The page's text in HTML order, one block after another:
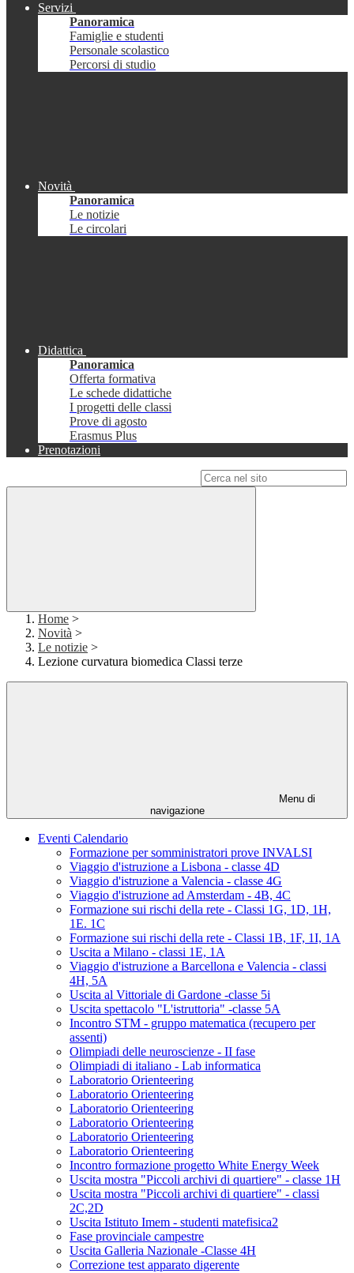
Servizi
Panoramica
Famiglie e studenti
Personale scolastico
Percorsi di studio
Novità
Panoramica
Le notizie
Le circolari
Didattica
Panoramica
Offerta formativa
Le schede didattiche
I progetti delle classi
Prove di agosto
Erasmus Plus
Prenotazioni
Home >
Novità >
Le notizie >
Lezione curvatura biomedica Classi terze
Menu di
navigazione
Eventi Calendario
Formazione per somministratori prove INVALSI
Viaggio d'istruzione a Lisbona - classe 4D
Viaggio d'istruzione a Valencia - classe 4G
Viaggio d'istruzione ad Amsterdam - 4B, 4C
Formazione sui rischi della rete - Classi 1G, 1D, 1H,
1E. 1C
Formazione sui rischi della rete - Classi 1B, 1F, 1I, 1A
Uscita a Milano - classi 1E, 1A
Viaggio d'istruzione a Barcellona e Valencia - classi
4H, 5A
Uscita al Vittoriale di Gardone -classe 5i
Uscita spettacolo "L'istruttoria" -classe 5A
Incontro STM - gruppo matematica (recupero per
assenti)
Olimpiadi delle neuroscienze - II fase
Olimpiadi di italiano - Lab informatica
Laboratorio Orienteering
Laboratorio Orienteering
Laboratorio Orienteering
Laboratorio Orienteering
Laboratorio Orienteering
Laboratorio Orienteering
Incontro formazione progetto White Energy Week
Uscita mostra "Piccoli archivi di quartiere" - classe 1H
Uscita mostra "Piccoli archivi di quartiere" - classi
2C,2D
Uscita Istituto Imem - studenti matefisica2
Fase provinciale campestre
Uscita Galleria Nazionale -Classe 4H
Correzione test apparato digerente